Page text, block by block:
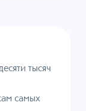
тысяч
самых